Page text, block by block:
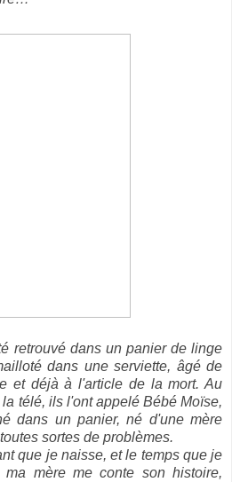
retrouvé dans un panier de linge
dans une serviette, âgé de
et déjà à l'article de la mort. Au
télé, ils l'ont appelé Bébé Moïse,
dans un panier, né d'une mère
sortes de problèmes.
que je naisse, et le temps que je
mère me conte son histoire,